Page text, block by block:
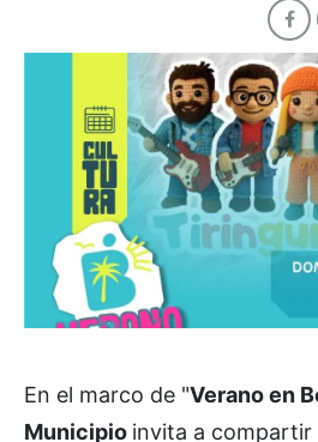
En el marco de "Verano en
Municipio invita a compartir